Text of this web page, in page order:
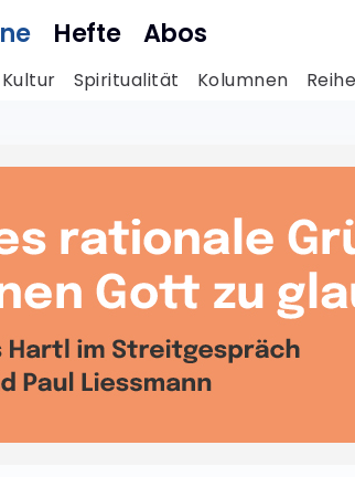
Hefte Abos
Kultur Spiritualität Kolumnen